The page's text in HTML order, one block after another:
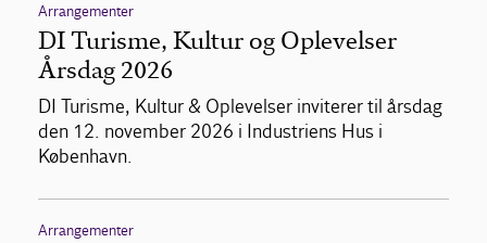
Arrangementer
DI Turisme, Kultur og Oplevelser
Årsdag 2026
DI Turisme, Kultur & Oplevelser inviterer til årsdag
den 12. november 2026 i Industriens Hus i
København.
Arrangementer